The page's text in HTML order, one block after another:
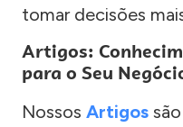
tomar decisões
Artigos:
para o Seu
Nossos Artigos